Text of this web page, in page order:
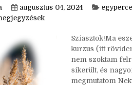
-
augusztus 04, 2024
Sziasztok!Ma
kurzus (itt